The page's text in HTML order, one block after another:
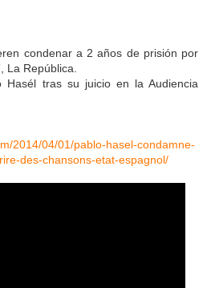
condenar a 2 años de prisión por
La República.
Hasél tras su juicio en la Audiencia
2014/04/01/pablo-hasel-condamne-
des-chansons-etat-espagnol/